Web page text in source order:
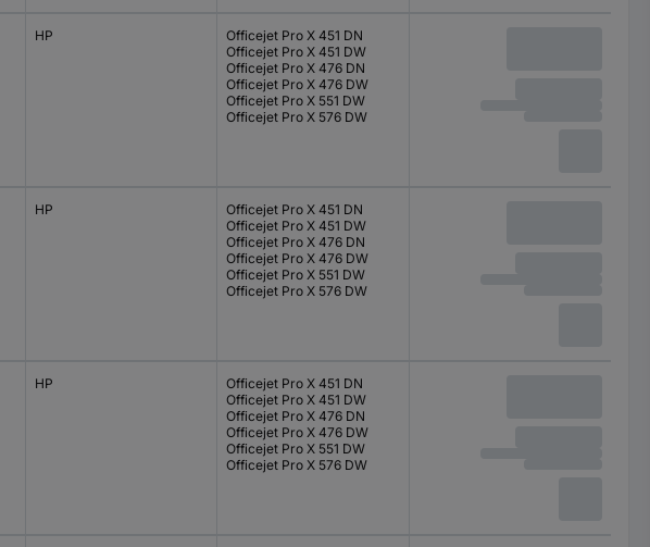
HP
Officejet Pro X 451 DN
Officejet Pro X 451 DW
Officejet Pro X 476 DN
Officejet Pro X 476 DW
Officejet Pro X 551 DW
Officejet Pro X 576 DW
HP
Officejet Pro X 451 DN
Officejet Pro X 451 DW
Officejet Pro X 476 DN
Officejet Pro X 476 DW
Officejet Pro X 551 DW
Officejet Pro X 576 DW
HP
Officejet Pro X 451 DN
Officejet Pro X 451 DW
Officejet Pro X 476 DN
Officejet Pro X 476 DW
Officejet Pro X 551 DW
Officejet Pro X 576 DW